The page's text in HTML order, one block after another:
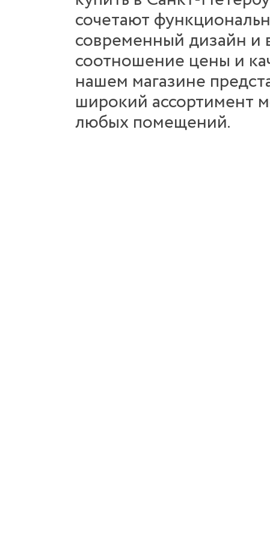
сочетают
современный дизайн и
соотношение цены и
нашем магазине
широкий ассортимент
любых помещений.